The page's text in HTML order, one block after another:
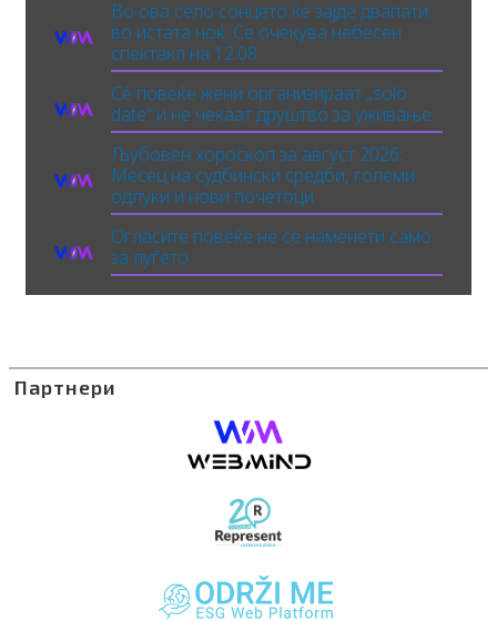
Во ова село сонцето ќе зајде двапати
во истата ноќ: Се очекува небесен
спектакл на 12.08
Сè повеќе жени организираат „solo
date“ и не чекаат друштво за уживање
Љубовен хороскоп за август 2026:
Месец на судбински средби, големи
одлуки и нови почетоци
Огласите повеќе не се наменети само
за луѓето
Партнери